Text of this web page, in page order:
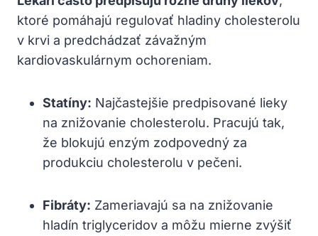
ktoré pomáhajú regulovať hladiny cholesterolu
v krvi a predchádzať závažným
kardiovaskulárnym ochoreniam.
Statíny: Najčastejšie predpisované lieky
na znižovanie cholesterolu. Pracujú tak,
že blokujú enzým zodpovedný za
produkciu cholesterolu v pečeni.
Fibráty: Zameriavajú sa na znižovanie
hladín triglyceridov a môžu mierne zvýšiť